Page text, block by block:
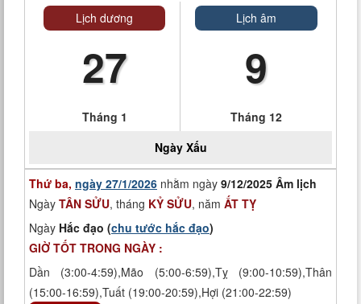
Lịch dương
27
Tháng 1
Lịch âm
9
Tháng 12
Ngày Xấu
Thứ ba, ngày 27/1/2026 nhằm ngày 9/12/2025 Âm lịch
Ngày TÂN SỬU, tháng KỶ SỬU, năm ẤT TỴ
Ngày Hắc đạo (chu tước hắc đạo)
GIỜ TỐT TRONG NGÀY :
Dần (3:00-4:59),Mão (5:00-6:59),Tỵ (9:00-10:59),Thân
(15:00-16:59),Tuất (19:00-20:59),Hợi (21:00-22:59)